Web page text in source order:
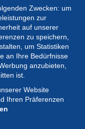
Zwecken: um
zur
auf unserer
zu speichern,
um Statistiken
an Ihre Bedürfnisse
anzubieten,
ist.
Website
Ihren Präferenzen